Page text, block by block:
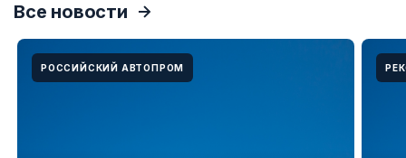
Все новости
РОССИЙСКИЙ АВТОПРОМ